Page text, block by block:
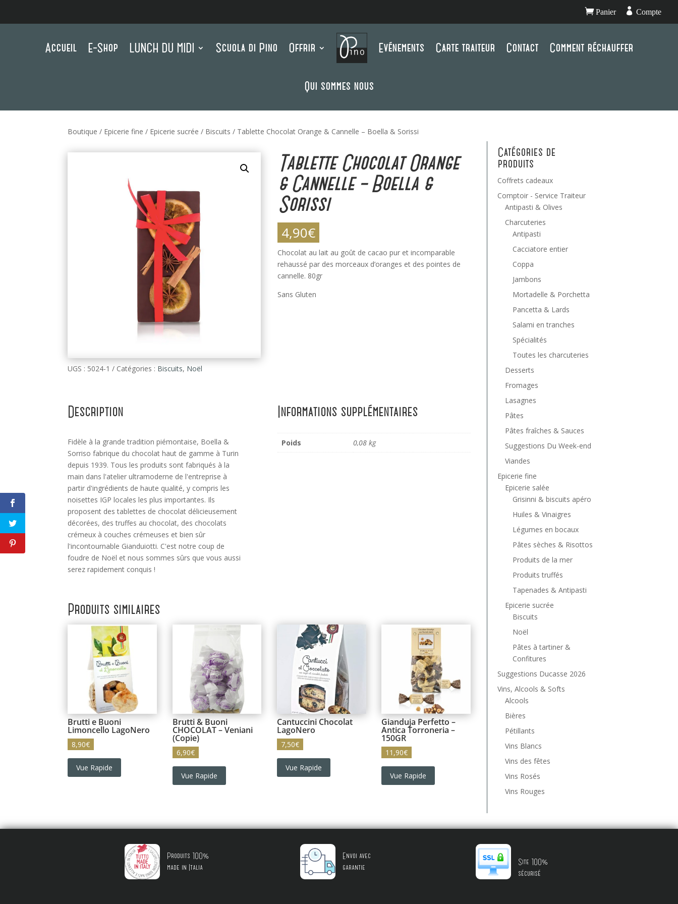
Panier  Compte
Accueil E-Shop LUNCH DU MIDI Scuola di Pino Offrir Evénements Carte traiteur Contact Comment réchauffer
Qui sommes nous
Boutique / Epicerie fine / Epicerie sucrée / Biscuits / Tablette Chocolat Orange & Cannelle – Boella & Sorissi
UGS : 5024-1 Catégories : Biscuits, Noël
Tablette Chocolat Orange
& Cannelle – Boella &
Sorissi
4,90€
Chocolat au lait au goût de cacao pur et incomparable
rehaussé par des morceaux d’oranges et des pointes de
cannelle. 80gr
Sans Gluten
Description
Fidèle à la grande tradition piémontaise, Boella &
Sorriso fabrique du chocolat haut de gamme à Turin
depuis 1939. Tous les produits sont fabriqués à la
main dans l'atelier ultramoderne de l'entreprise à
partir d'ingrédients de haute qualité, y compris les
noisettes IGP locales les plus importantes. Ils
proposent des tablettes de chocolat délicieusement
décorées, des truffes au chocolat, des chocolats
crémeux à couches crémeuses et bien sûr
l'incontournable Gianduiotti. C'est notre coup de
foudre de Noël et nous sommes sûrs que vous aussi
serez rapidement conquis !
Informations supplémentaires
Poids 0,08 kg
Produits similaires
Brutti e Buoni
Limoncello LagoNero
8,90€
Vue Rapide
Brutti & Buoni
CHOCOLAT – Veniani
(Copie)
6,90€
Vue Rapide
Cantuccini Chocolat
LagoNero
7,50€
Vue Rapide
Gianduja Perfetto –
Antica Torroneria –
150GR
11,90€
Vue Rapide
Catégories de
produits
Coffrets cadeaux
Comptoir - Service Traiteur
Antipasti & Olives
Charcuteries
Antipasti
Cacciatore entier
Coppa
Jambons
Mortadelle & Porchetta
Pancetta & Lards
Salami en tranches
Spécialités
Toutes les charcuteries
Desserts
Fromages
Lasagnes
Pâtes
Pâtes fraîches & Sauces
Suggestions Du Week-end
Viandes
Epicerie fine
Epicerie salée
Grisinni & biscuits apéro
Huiles & Vinaigres
Légumes en bocaux
Pâtes sèches & Risottos
Produits de la mer
Produits truffés
Tapenades & Antipasti
Epicerie sucrée
Biscuits
Noël
Pâtes à tartiner &
Confitures
Suggestions Ducasse 2026
Vins, Alcools & Softs
Alcools
Bières
Pétillants
Vins Blancs
Vins des fêtes
Vins Rosés
Vins Rouges
Produits 100%
made in Italia
Envoi avec
garantie
Site 100%
sécurisé